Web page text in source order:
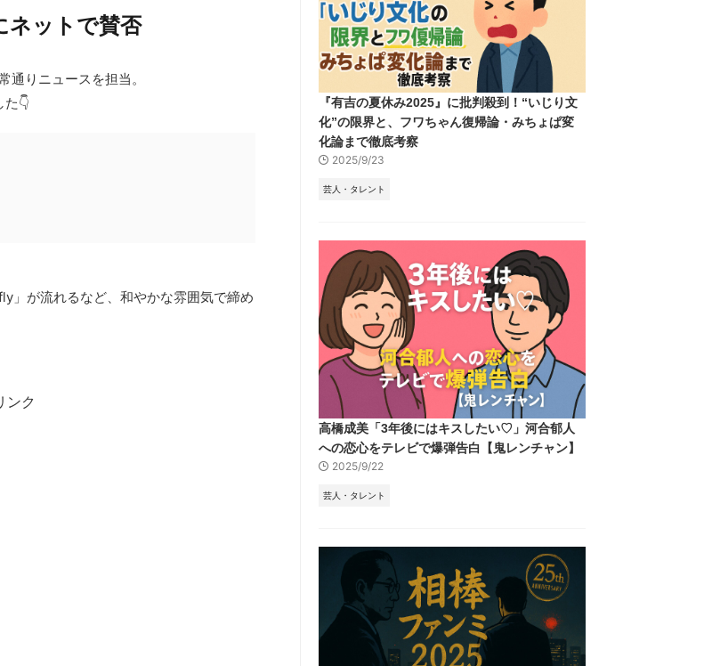
ネットで賛否
通りニュースを担当。
👇
」が流れるなど、和やかな雰囲気で締め
ンク
『有吉の夏休み2025』に批判殺到！“いじり文
化”の限界と、フワちゃん復帰論・みちょぱ変
化論まで徹底考察
2025/9/23
芸人・タレント
高橋成美「3年後にはキスしたい♡」河合郁人
への恋心をテレビで爆弾告白【鬼レンチャン】
2025/9/22
芸人・タレント